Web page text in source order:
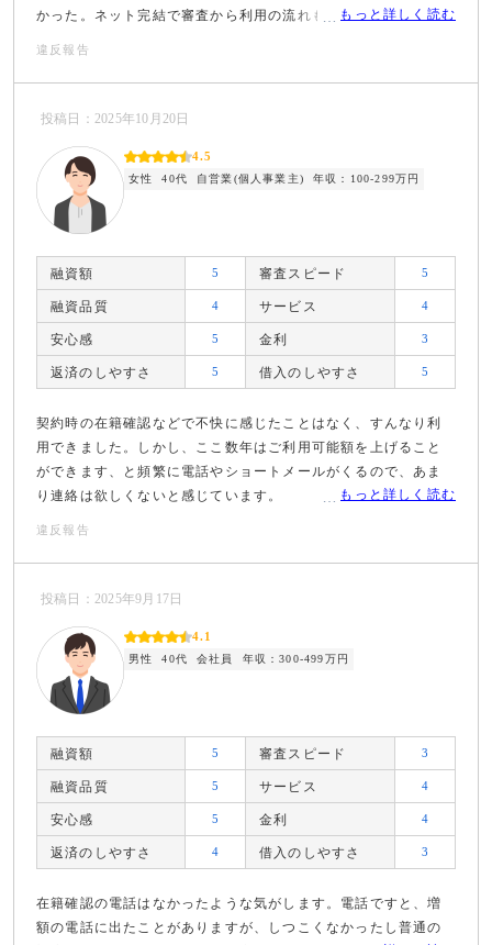
かった。ネット完結で審査から利用の流れも早かった。もっと詳しく読む
違反報告
投稿日：2025年10月20日
4.5
女性 40代 自営業(個人事業主) 年収：100-299万円
融資額 5 審査スピード 5
融資品質 4 サービス 4
安心感 5 金利 3
返済のしやすさ 5 借入のしやすさ 5
契約時の在籍確認などで不快に感じたことはなく、すんなり利
用できました。しかし、ここ数年はご利用可能額を上げること
ができます、と頻繁に電話やショートメールがくるので、あま
り連絡は欲しくないと感じています。
もっと詳しく読む
違反報告
投稿日：2025年9月17日
4.1
男性 40代 会社員 年収：300-499万円
融資額 5 審査スピード 3
融資品質 5 サービス 4
安心感 5 金利 4
返済のしやすさ 4 借入のしやすさ 3
在籍確認の電話はなかったような気がします。電話ですと、増
額の電話に出たことがありますが、しつこくなかったし普通の